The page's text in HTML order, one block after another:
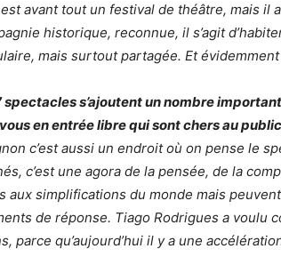
avant tout un festival de théâtre, mais il
historique, reconnue, il s’agit
mais surtout partagée. Et
spectacles s’ajoutent un nombre
en entrée libre qui sont chers au
c’est aussi un endroit où on pense le
c’est une agora de la pensée, de la
aux simplifications du monde mais
de réponse. Tiago Rodrigues a voulu
, parce qu’aujourd’hui il y a une